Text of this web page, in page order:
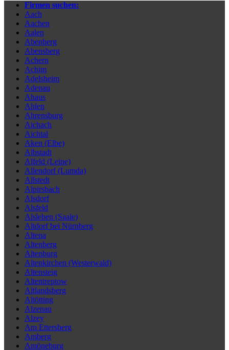
Firmen suchen:
Aach
Aachen
Aalen
Abenberg
Abensberg
Achern
Achim
Adelsheim
Adenau
Ahaus
Ahlen
Ahrensburg
Aichach
Aichtal
Aken (Elbe)
Albstadt
Alfeld (Leine)
Allendorf (Lumda)
Allstedt
Alpirsbach
Alsdorf
Alsfeld
Alsleben (Saale)
Altdorf bei Nürnberg
Altena
Altenberg
Altenburg
Altenkirchen (Westerwald)
Altensteig
Altentreptow
Altlandsberg
Altötting
Alzenau
Alzey
Am Ettersberg
Amberg
Amöneburg